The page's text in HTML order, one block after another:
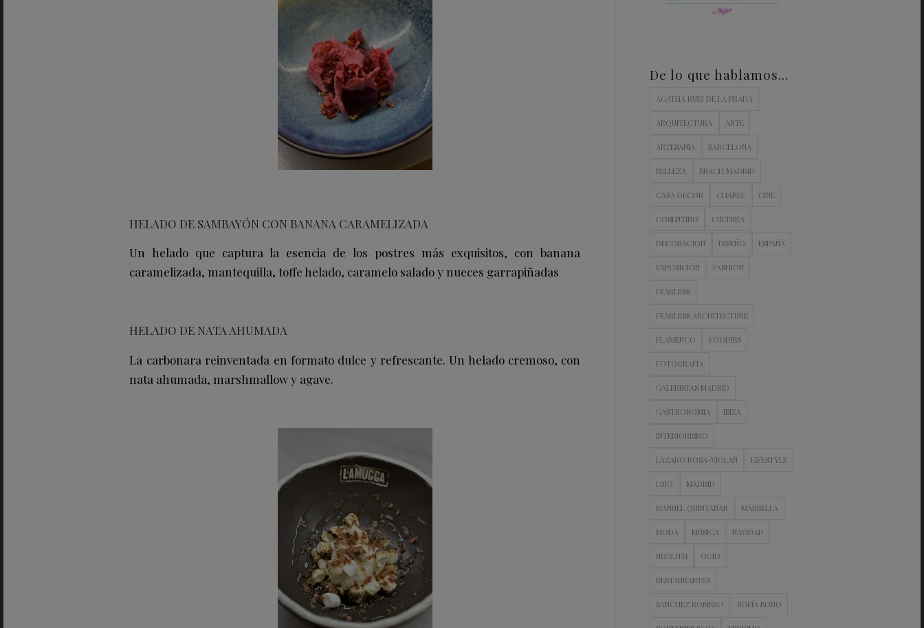
HELADO DE SAMBAYÓN CON BANANA CARAMELIZADA
Un helado que captura la esencia de los postres más exquisitos, con banana
caramelizada, mantequilla, toffe helado, caramelo salado y nueces garrapiñadas
HELADO DE NATA AHUMADA
La carbonara reinventada en formato dulce y refrescante. Un helado cremoso, con
nata ahumada, marshmallow y agave.
De lo que hablamos…
AGATHA RUIZ DE LA PRADA
ARQUITECTURA ARTE
ARTESANIA BARCELONA
BELLEZA BRACH MADRID
CASA DECOR CHANEL CINE
COSENTINO CULTURA
DECORACION DISEÑO ESPAÑA
EXPOSICIÓN FASHION
FEARLESS
FEARLESS ARCHITECTURE
FLAMENCO FOODIES
FOTOGRAFIA
GALERISTAS MADRID
GASTRONOMIA IBIZA
INTERIORISMO
LAZARO ROSA-VIOLAN LIFESTYLE
LUJO MADRID
MANUEL QUINTANAR MARBELLA
MODA MÚSICA NAVIDAD
NEOLITH OCIO
RESTAURANTES
SANCHEZ ROMERO SOFÍA BONO